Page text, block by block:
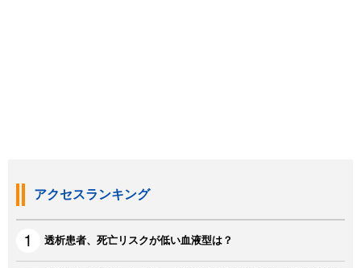
アクセスランキング
透析患者、死亡リスクが低い血液型は？